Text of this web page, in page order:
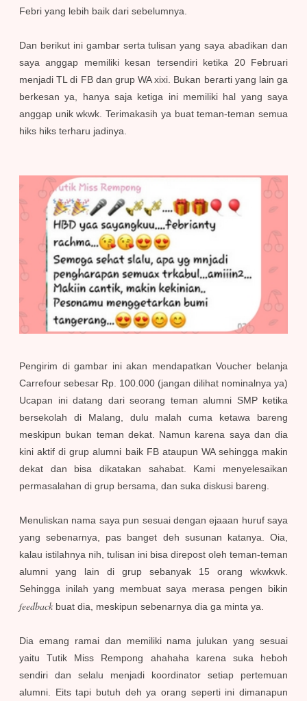
Febri yang lebih baik dari sebelumnya.
Dan berikut ini gambar serta tulisan yang saya abadikan dan
saya anggap memiliki kesan tersendiri ketika 20 Februari
menjadi TL di FB dan grup WA xixi. Bukan berarti yang lain ga
berkesan ya, hanya saja ketiga ini memiliki hal yang saya
anggap unik wkwk. Terimakasih ya buat teman-teman semua
hiks hiks terharu jadinya.
Pengirim di gambar ini akan mendapatkan Voucher belanja
Carrefour sebesar Rp. 100.000 (jangan dilihat nominalnya ya)
Ucapan ini datang dari seorang teman alumni SMP ketika
bersekolah di Malang, dulu malah cuma ketawa bareng
meskipun bukan teman dekat. Namun karena saya dan dia
kini aktif di grup alumni baik FB ataupun WA sehingga makin
dekat dan bisa dikatakan sahabat. Kami menyelesaikan
permasalahan di grup bersama, dan suka diskusi bareng.
Menuliskan nama saya pun sesuai dengan ejaaan huruf saya
yang sebenarnya, pas banget deh susunan katanya. Oia,
kalau istilahnya nih, tulisan ini bisa direpost oleh teman-teman
alumni yang lain di grup sebanyak 15 orang wkwkwk.
Sehingga inilah yang membuat saya merasa pengen bikin
feedback buat dia, meskipun sebenarnya dia ga minta ya.
Dia emang ramai dan memiliki nama julukan yang sesuai
yaitu Tutik Miss Rempong ahahaha karena suka heboh
sendiri dan selalu menjadi koordinator setiap pertemuan
alumni. Eits tapi butuh deh ya orang seperti ini dimanapun